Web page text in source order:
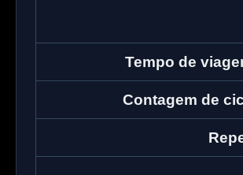
Tempo de
Contagem de